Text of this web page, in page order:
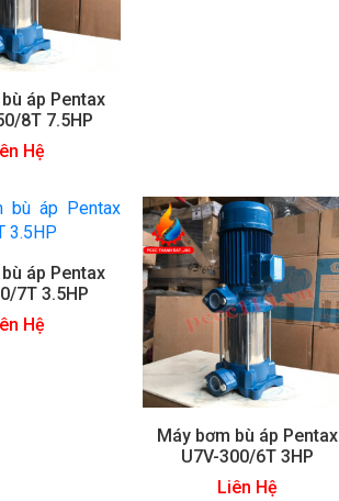
áp Pentax
8T 7.5HP
Hệ
áp Pentax
7T 3.5HP
Hệ
Máy bơm bù áp Pentax
U7V-300/6T 3HP
Liên Hệ